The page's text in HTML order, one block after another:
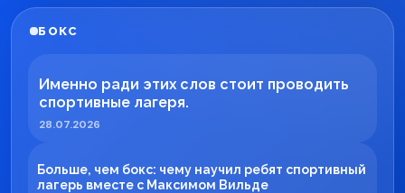
БОКС
Именно ради этих слов стоит проводить
спортивные лагеря.
28.07.2026
Больше, чем бокс: чему научил ребят спортивный
лагерь вместе с Максимом Вильде